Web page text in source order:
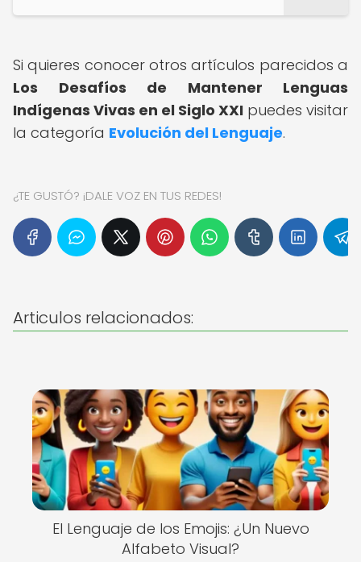
Si quieres conocer otros artículos parecidos a
Los Desafíos de Mantener Lenguas
Indígenas Vivas en el Siglo XXI puedes visitar
la categoría Evolución del Lenguaje.
¿TE GUSTÓ? ¡DALE VOZ EN TUS REDES!
Articulos relacionados:
El Lenguaje de los Emojis: ¿Un Nuevo
Alfabeto Visual?